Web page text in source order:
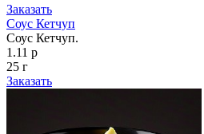
Заказать
Соус Кетчуп
Соус Кетчуп.
1.11 р
25 г
Заказать